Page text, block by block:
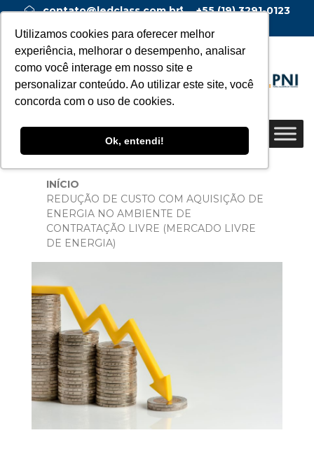
Utilizamos cookies para oferecer melhor
experiência, melhorar o desempenho, analisar
como você interage em nosso site e
personalizar conteúdo. Ao utilizar este site, você
concorda com o uso de cookies.
Ok, entendi!
contato@ledclass.com.br
+55 (19) 3291-0123
INÍCIO
REDUÇÃO DE CUSTO COM AQUISIÇÃO DE
ENERGIA NO AMBIENTE DE
CONTRATAÇÃO LIVRE (MERCADO LIVRE
DE ENERGIA)